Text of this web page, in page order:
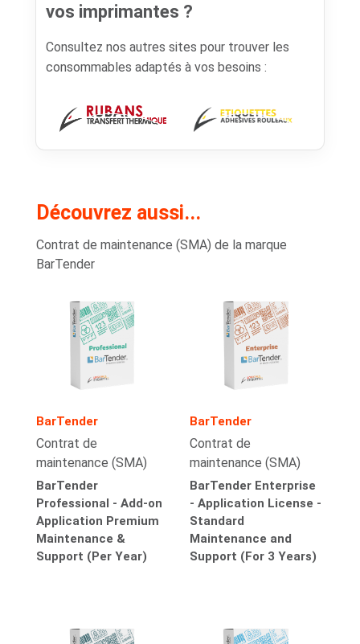
vos imprimantes ?
Consultez nos autres sites pour trouver les
consommables adaptés à vos besoins :
Découvrez aussi...
Contrat de maintenance (SMA) de la marque
BarTender
BarTender
Contrat de
maintenance (SMA)
BarTender
Professional - Add-on
Application Premium
Maintenance &
Support (Per Year)
BarTender
Contrat de
maintenance (SMA)
BarTender Enterprise
- Application License -
Standard
Maintenance and
Support (For 3 Years)